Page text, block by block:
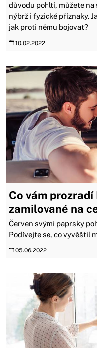
důvodu pohltí, můžete
nýbrž i fyzické příznaky.
jak proti němu bojovat?
10.02.2022
Co vám prozradí
zamilované na
Červen svými paprsky
Podívejte se, co vyvěštil
05.06.2022